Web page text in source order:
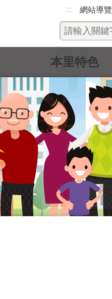
::: 網站導覽
本里特色